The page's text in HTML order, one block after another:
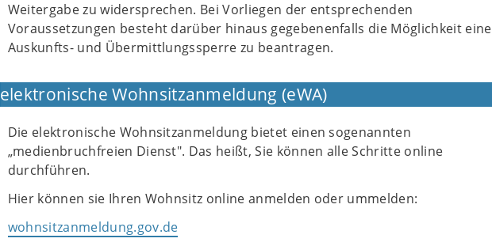
Weitergabe zu widersprechen. Bei Vorliegen der entsprechenden
Voraussetzungen besteht darüber hinaus gegebenenfalls die Möglichkeit eine
Auskunfts- und Übermittlungssperre zu beantragen.
elektronische Wohnsitzanmeldung (eWA)
Die elektronische Wohnsitzanmeldung bietet einen sogenannten
„medienbruchfreien Dienst". Das heißt, Sie können alle Schritte online
durchführen.
Hier können sie Ihren Wohnsitz online anmelden oder ummelden:
wohnsitzanmeldung.gov.de